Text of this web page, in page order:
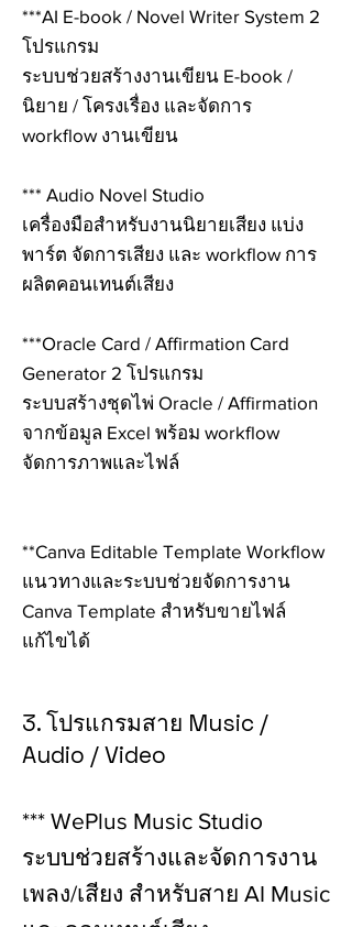
***AI E-book / Novel Writer System 2
โปรแกรม
ระบบช่วยสร้างงานเขียน E-book /
นิยาย / โครงเรื่อง และจัดการ
workflow งานเขียน
*** Audio Novel Studio
เครื่องมือสำหรับงานนิยายเสียง แบ่ง
พาร์ต จัดการเสียง และ workflow การ
ผลิตคอนเทนต์เสียง
***Oracle Card / Affirmation Card
Generator 2 โปรแกรม
ระบบสร้างชุดไพ่ Oracle / Affirmation
จากข้อมูล Excel พร้อม workflow
จัดการภาพและไฟล์
**Canva Editable Template Workflow
แนวทางและระบบช่วยจัดการงาน
Canva Template สำหรับขายไฟล์
แก้ไขได้
3. โปรแกรมสาย Music /
Audio / Video
*** WePlus Music Studio
ระบบช่วยสร้างและจัดการงาน
เพลง/เสียง สำหรับสาย AI Music